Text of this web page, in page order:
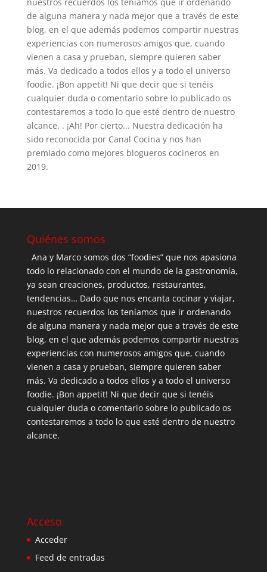
de alguna manera y nada mejor que a través de este
blog, en el que además podemos compartir nuestras
experiencias con numerosos amigos que, cuando
vienen a casa y prueban, siempre quieren saber
más. Va dedicado a todos ellos y a todo el universo
foodie. ¡Bon appetit! Ni que decir que si tenéis
cualquier duda o comentario sobre lo publicado os
contestaremos a todo lo que esté dentro de nuestro
alcance. . ¡Ah! Por cierto... Nuestra dedicación ha
sido reconocida por Canal Cocina y nos han
premiado como mejores blogueros cocineros en
2019.
Quiénes somos
Ana y Marco somos dos “foodies” que nos apasiona
todo lo relacionado con el mundo de la gastronomía,
ya sean creaciones, productos, restaurantes,
tendencias… Dado que nos encanta cocinar y viajar,
nuestros recuerdos los teníamos que ir ordenando
de alguna manera y nada mejor que a través de este
blog, en el que además podemos compartir nuestras
experiencias con numerosos amigos que, cuando
vienen a casa y prueban, siempre quieren saber
más. Va dedicado a todos ellos y a todo el universo
foodie. ¡Bon appetit! Ni que decir que si tenéis
cualquier duda o comentario sobre lo publicado os
contestaremos a todo lo que esté dentro de nuestro
alcance.
Acceso
Acceder
Feed de entradas